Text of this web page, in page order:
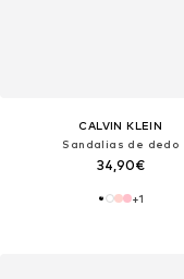
CALVIN KLEIN
Sandalias de dedo
34,90€
+1